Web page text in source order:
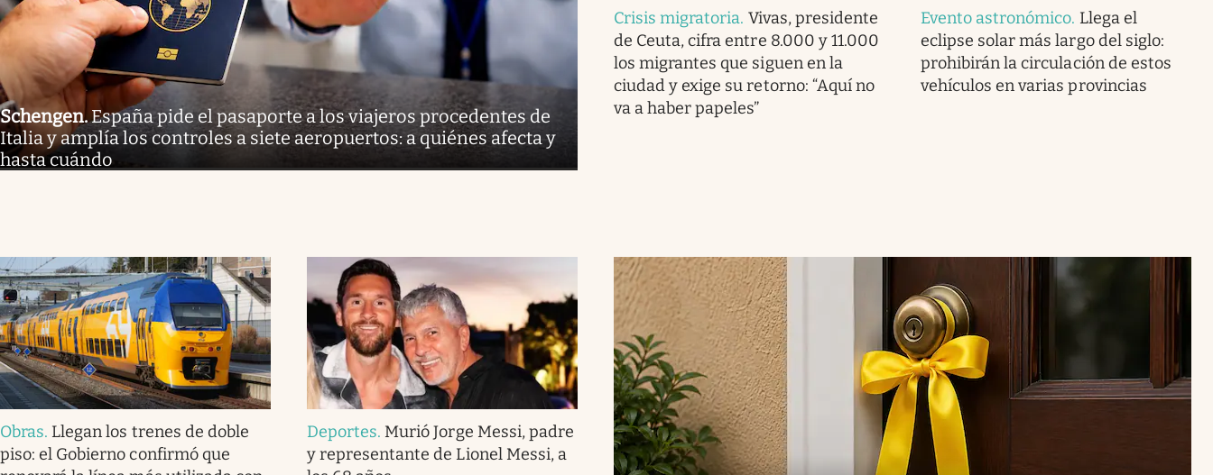
Schengen.España pide el pasaporte a los viajeros procedentes de
Italia y amplía los controles a siete aeropuertos: a quiénes afecta y
hasta cuándo
Crisis migratoria. Vivas, presidente
de Ceuta, cifra entre 8.000 y 11.000
los migrantes que siguen en la
ciudad y exige su retorno: “Aquí no
va a haber papeles”
Evento astronómico. Llega el
eclipse solar más largo del siglo:
prohibirán la circulación de estos
vehículos en varias provincias
Obras. Llegan los trenes de doble
piso: el Gobierno confirmó que
Deportes. Murió Jorge Messi, padre
y representante de Lionel Messi, a